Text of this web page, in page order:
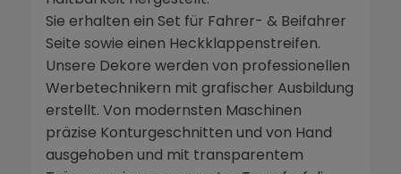
Sie erhalten ein Set für Fahrer- & Beifahrer
Seite sowie einen Heckklappenstreifen.
Unsere Dekore werden von professionellen
Werbetechnikern mit grafischer Ausbildung
erstellt. Von modernsten Maschinen
präzise Konturgeschnitten und von Hand
ausgehoben und mit transparentem